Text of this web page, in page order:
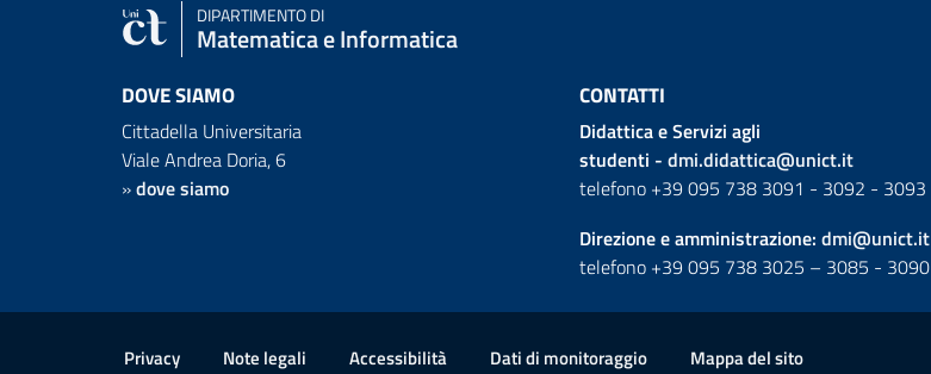
DIPARTIMENTO DI
Matematica e Informatica
DOVE SIAMO
Cittadella Universitaria
Viale Andrea Doria, 6
»dove siamo
CONTATTI
Didattica e Servizi agli
studenti - dmi.didattica@unict.it
telefono +39 095 738 3091 - 3092 - 3093
Direzione e amministrazione: dmi@unict.it
telefono +39 095 738 3025 – 3085 - 3090
Privacy Note legali Accessibilità Dati di monitoraggio Mappa del sito